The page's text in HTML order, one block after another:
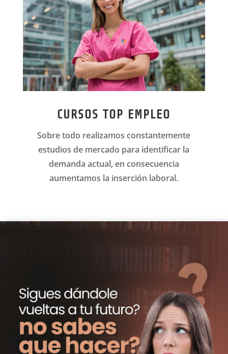
CURSOS TOP EMPLEO
Sobre todo realizamos constantemente
estudios de mercado para identificar la
demanda actual, en consecuencia
aumentamos la inserción laboral.